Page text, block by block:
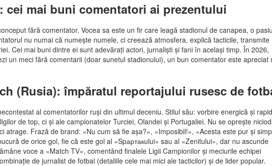
cei mai buni comentatori ai prezentului
fără comentator. Vocea sa este un fir care leagă stadionul de canapea, o
nu numai că numește numele, ci creează atmosfera, explică tacticile, transmite
Cei mai buni dintre ei sunt adevărați actori, jurnaliști și fani în același timp. În 2026,
un meci fără comentarii (doar sunetul stadionului), un bun comentator este apreciat
(Rusia): împăratul reportajului rusesc de
al comentatorilor ruși din ultimul deceniu. Stilul său: vorbire energică și
de top, ci și ale campionatelor Turciei, Olandei și Portugaliei. Nu se oprește
atrage. Frază de brand: «Nu cum să fie așa?», «Imposibil!», «Acesta este pur și
de orice gol, fie că este gol al «Spартакului» sau al «Zenitului», dar nu ascunde
voce a «Match TV», comentând finalele Ligii Campionilor și meciurile echipei
de jurnalist de fotbal (detaliile cele mai mici ale tacticilor) și de lider popular.